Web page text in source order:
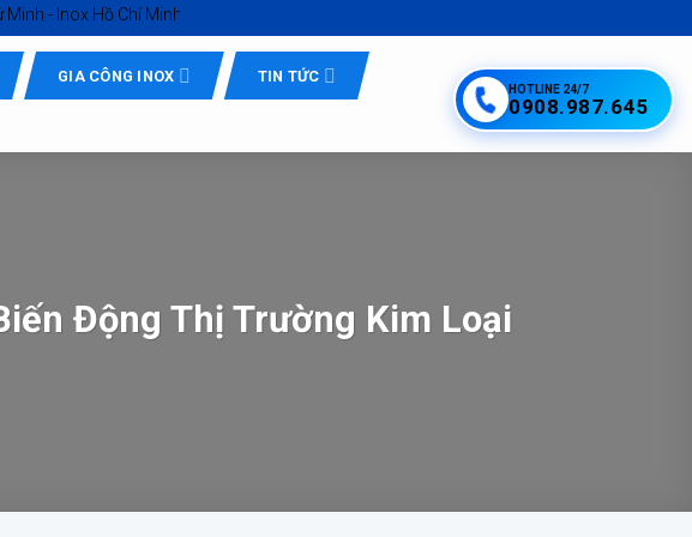
Hồ Chí Minh giá tốt
GIA CÔNG INOX TIN TỨC
HOTLINE 24/7
0908.987.645
Động Thị Trường Kim Loại